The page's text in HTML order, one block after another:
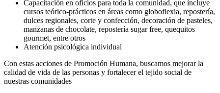
Capacitación en oficios para toda la comunidad, que incluye
cursos teórico-prácticos en áreas como globoflexia, repostería,
dulces regionales, corte y confección, decoración de pasteles,
manzanas de chocolate, repostería sugar free, quequitos
gourmet, entre otros
Atención psicológica individual
Con estas acciones de Promoción Humana, buscamos mejorar la
calidad de vida de las personas y fortalecer el tejido social de
nuestras comunidades